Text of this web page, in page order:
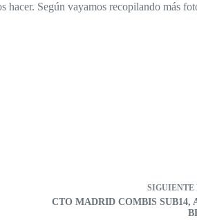
hacer. Según vayamos recopilando más
SIGUIENTE
CTO MADRID COMBIS SUB14,